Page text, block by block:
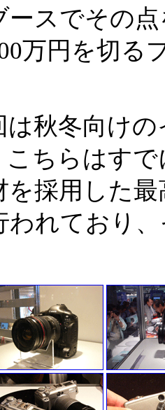
ースでその
万円を切る
秋冬向けの
こちらはす
を採用した
われており